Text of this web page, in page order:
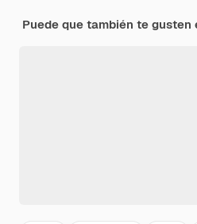
Puede que también te